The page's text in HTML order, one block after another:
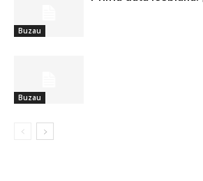
Buzau
Buzau